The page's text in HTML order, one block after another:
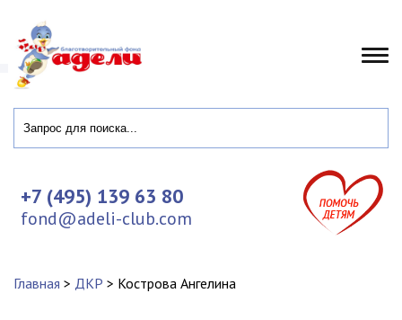
+7 (495) 139 63 80
fond@adeli-club.com
Главная > ДКР > Кострова Ангелина